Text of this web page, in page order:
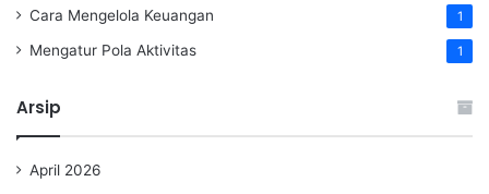
Cara Mengelola Keuangan 1
Mengatur Pola Aktivitas 1
Arsip
April 2026